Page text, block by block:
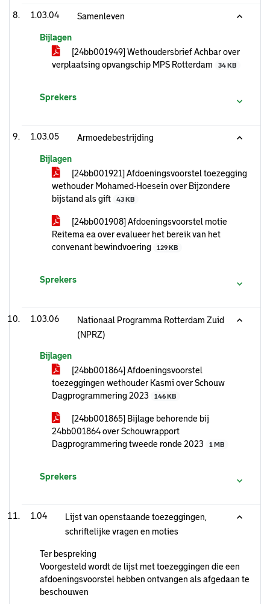
1.03.04 Samenleven
Bijlagen
[24bb001949] Wethoudersbrief Achbar over
verplaatsing opvangschip MPS Rotterdam
34 KB
Sprekers
1.03.05 Armoedebestrijding
Bijlagen
[24bb001921] Afdoeningsvoorstel toezegging
wethouder Mohamed-Hoesein over Bijzondere
bijstand als gift
43 KB
[24bb001908] Afdoeningsvoorstel motie
Reitema ea over evalueer het bereik van het
convenant bewindvoering
129 KB
Sprekers
1.03.06
Nationaal Programma Rotterdam Zuid
(NPRZ)
Bijlagen
[24bb001864] Afdoeningsvoorstel
toezeggingen wethouder Kasmi over Schouw
Dagprogrammering 2023
146 KB
[24bb001865] Bijlage behorende bij
24bb001864 over Schouwrapport
Dagprogrammering tweede ronde 2023
1 MB
Sprekers
1.04
Lijst van openstaande toezeggingen,
schriftelijke vragen en moties
Ter bespreking
Voorgesteld wordt de lijst met toezeggingen die een
afdoeningsvoorstel hebben ontvangen als afgedaan te
beschouwen